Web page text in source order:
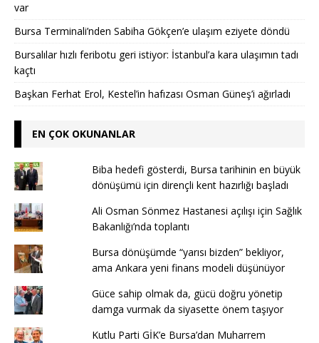
var
Bursa Terminali’nden Sabiha Gökçen’e ulaşım eziyete döndü
Bursalılar hızlı feribotu geri istiyor: İstanbul’a kara ulaşımın tadı
kaçtı
Başkan Ferhat Erol, Kestel’in hafızası Osman Güneş’i ağırladı
EN ÇOK OKUNANLAR
Biba hedefi gösterdi, Bursa tarihinin en büyük
dönüşümü için dirençli kent hazırlığı başladı
Ali Osman Sönmez Hastanesi açılışı için Sağlık
Bakanlığı’nda toplantı
Bursa dönüşümde “yarısı bizden” bekliyor,
ama Ankara yeni finans modeli düşünüyor
Güce sahip olmak da, gücü doğru yönetip
damga vurmak da siyasette önem taşıyor
Kutlu Parti GİK’e Bursa’dan Muharrem